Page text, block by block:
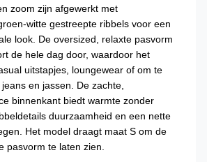
zoom zijn afgewerkt met
witte gestreepte ribbels voor een
look. De oversized, relaxte pasvorm
de hele dag door, waardoor het
uitstapjes, loungewear of om te
en jassen. De zachte,
binnenkant biedt warmte zonder
duurzaamheid en een nette
Het model draagt maat S om de
pasvorm te laten zien.